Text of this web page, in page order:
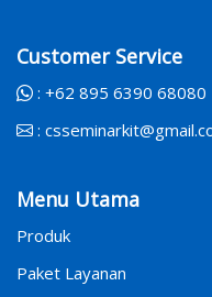
Customer Service
: +62 895 6390 68080
:
Menu Utama
Produk
Paket Layanan